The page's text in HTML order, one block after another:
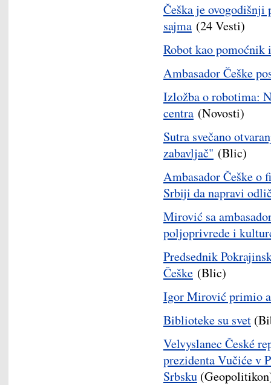
Češka je
sajma (24 Vesti)
Robot kao pomoćnik
Ambasador Češke
Izložba o robotima:
centra (Novosti)
Sutra svečano
zabavljač" (Blic)
Ambasador Češke
Srbiji da napravi
Mirović sa
poljoprivrede i
Predsednik
Češke (Blic)
Igor Mirović primio
Biblioteke su svet
Velvyslanec České
prezidenta Vučiće v
Srbsku